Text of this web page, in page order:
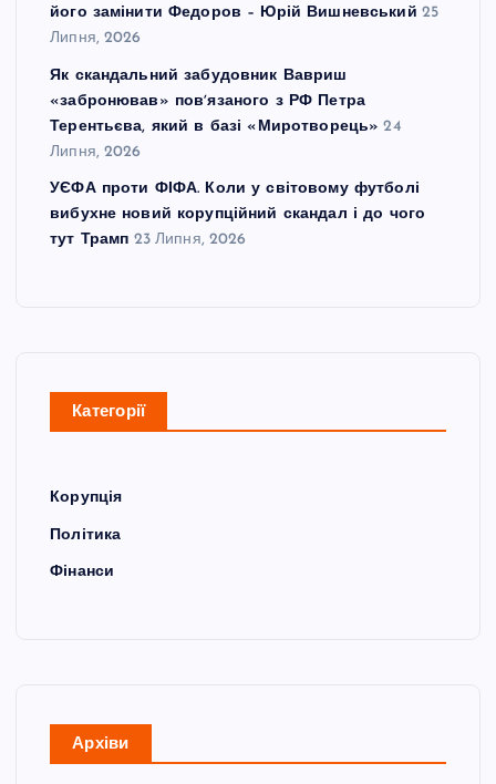
його замінити Федоров – Юрій Вишневський 25
Липня, 2026
Як скандальний забудовник Вавриш
«забронював» повʼязаного з РФ Петра
Терентьєва, який в базі «Миротворець» 24
Липня, 2026
УЄФА проти ФІФА. Коли у світовому футболі
вибухне новий корупційний скандал і до чого
тут Трамп 23 Липня, 2026
Категорії
Корупція
Політика
Фінанси
Архіви